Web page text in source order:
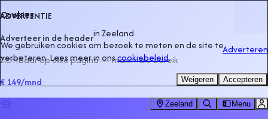
ADVERTENTIE
Adverteer in de headerinZeeland
Zichtbaar op elke pagina — maximale bereik
€ 149/mnd
Adverteren
Zeeland Menu
Cookies
We gebruiken cookies om bezoek te meten en de site te
verbeteren. Lees meer in onscookiebeleid.
Weigeren Accepteren